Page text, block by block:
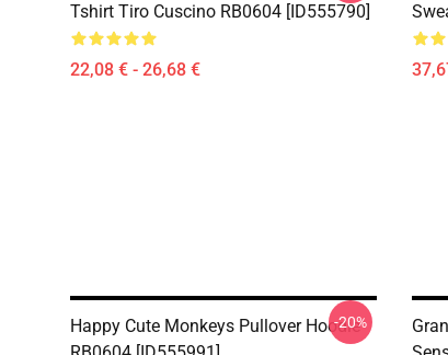
Tshirt Tiro Cuscino RB0604 [ID555790]
22,08 € - 26,68 €
Happy Cute Monkeys Pullover Hoodie
-20%